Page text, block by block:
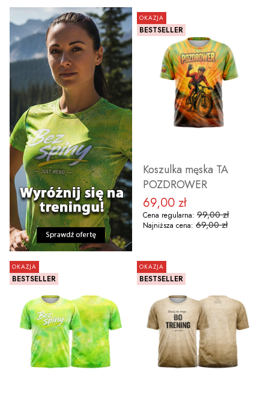
ZOBACZ PRODUKT ZOBACZ PRODUKT
OKAZJA
BESTSELLER
Koszulka męska TA
POZDROWER
Cena promocyjna
69,00 zł
Cena regularna: 99,00 zł
Najniższa cena: 69,00 zł
ZOBACZ PRODUKT
OKAZJA
BESTSELLER
OKAZJA
BESTSELLER